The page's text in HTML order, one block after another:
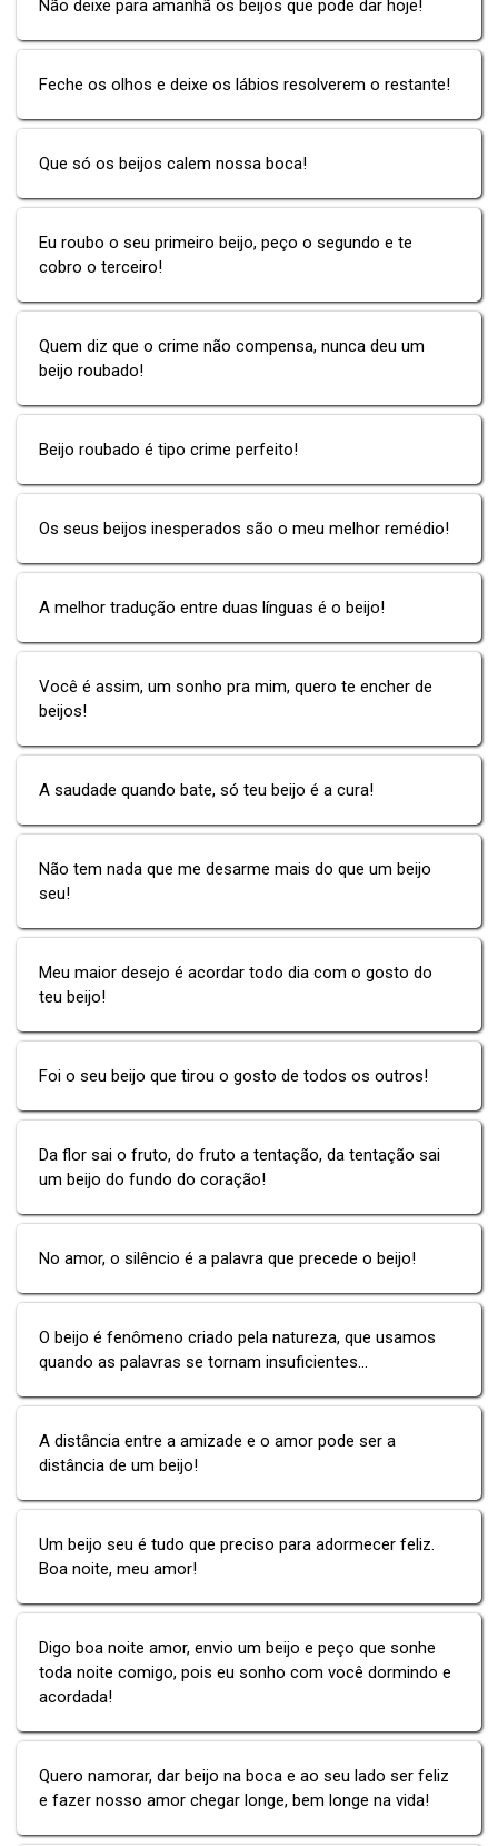
Não deixe para amanhã os beijos que pode dar hoje!
Feche os olhos e deixe os lábios resolverem o restante!
Que só os beijos calem nossa boca!
Eu roubo o seu primeiro beijo, peço o segundo e te
cobro o terceiro!
Quem diz que o crime não compensa, nunca deu um
beijo roubado!
Beijo roubado é tipo crime perfeito!
Os seus beijos inesperados são o meu melhor remédio!
A melhor tradução entre duas línguas é o beijo!
Você é assim, um sonho pra mim, quero te encher de
beijos!
A saudade quando bate, só teu beijo é a cura!
Não tem nada que me desarme mais do que um beijo
seu!
Meu maior desejo é acordar todo dia com o gosto do
teu beijo!
Foi o seu beijo que tirou o gosto de todos os outros!
Da flor sai o fruto, do fruto a tentação, da tentação sai
um beijo do fundo do coração!
No amor, o silêncio é a palavra que precede o beijo!
O beijo é fenômeno criado pela natureza, que usamos
quando as palavras se tornam insuficientes...
A distância entre a amizade e o amor pode ser a
distância de um beijo!
Um beijo seu é tudo que preciso para adormecer feliz.
Boa noite, meu amor!
Digo boa noite amor, envio um beijo e peço que sonhe
toda noite comigo, pois eu sonho com você dormindo e
acordada!
Quero namorar, dar beijo na boca e ao seu lado ser feliz
e fazer nosso amor chegar longe, bem longe na vida!